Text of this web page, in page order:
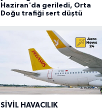
Haziran'da geriledi, Orta
Doğu trafiği sert düştü
SIVIL HAVACILIK